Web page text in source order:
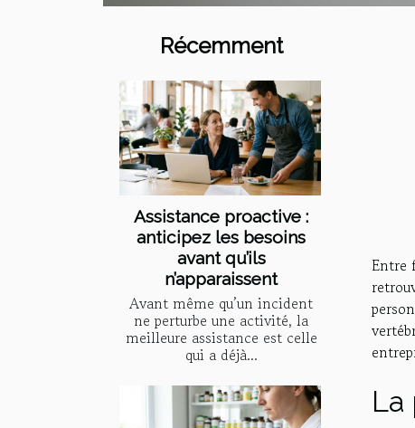
Récemment
Assistance proactive :
anticipez les besoins
avant qu’ils
n’apparaissent
Avant même qu’un incident
ne perturbe une activité, la
meilleure assistance est celle
qui a déjà...
Entre
La